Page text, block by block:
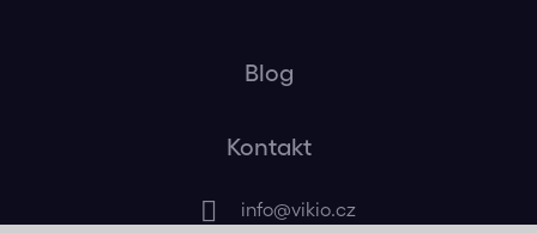
Blog
Kontakt
info@vikio.cz